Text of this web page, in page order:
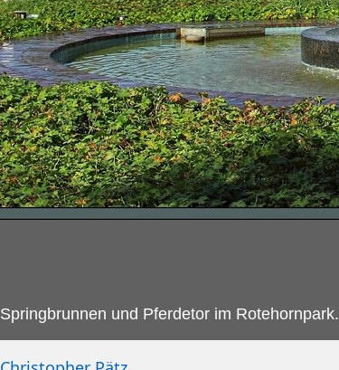
Springbrunnen und Pferdetor im Rotehornpark.